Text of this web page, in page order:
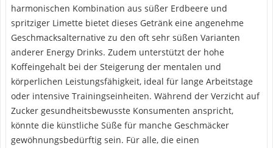
harmonischen Kombination aus süßer Erdbeere und
spritziger Limette bietet dieses Getränk eine angenehme
Geschmacksalternative zu den oft sehr süßen Varianten
anderer Energy Drinks. Zudem unterstützt der hohe
Koffeingehalt bei der Steigerung der mentalen und
körperlichen Leistungsfähigkeit, ideal für lange Arbeitstage
oder intensive Trainingseinheiten. Während der Verzicht auf
Zucker gesundheitsbewusste Konsumenten anspricht,
könnte die künstliche Süße für manche Geschmäcker
gewöhnungsbedürftig sein. Für alle, die einen